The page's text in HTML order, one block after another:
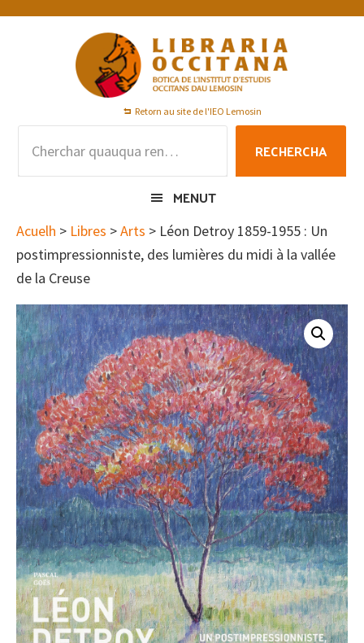
Skip
Skip
Skip
Retorn au site de l'IEO Lemosin
RECHERCHA
MENUT
Acuelh > Libres >Arts > Léon Detroy 1859-1955 : Un
postimpressionniste, des lumières du midi à la vallée
de la Creuse